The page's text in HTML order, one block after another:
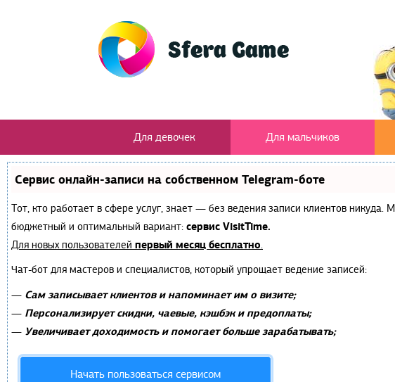
Для девочек Для мальчиков
Сервис онлайн-записи на собственном Telegram-боте
Тот, кто работает в сфере услуг, знает — без ведения записи клиентов
бюджетный и оптимальный вариант: сервис VisitTime.
Для новых пользователей первый месяц бесплатно.
Чат-бот для мастеров и специалистов, который упрощает ведение записей:
— Сам записывает клиентов и напоминает им о визите;
— Персонализирует скидки, чаевые, кэшбэк и предоплаты;
— Увеличивает доходимость и помогает больше зарабатывать;
Начать пользоваться сервисом